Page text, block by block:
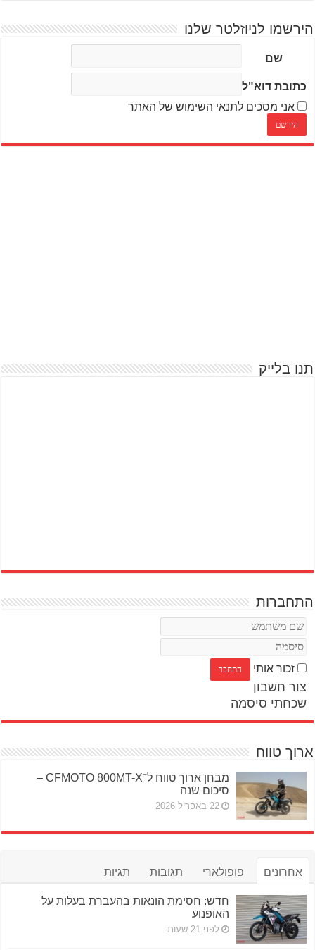
הירשמו לניוזלטר שלנו
שם
כתובת דוא"ל
אני מסכים לתנאי השימוש של האתר
תנו בלייק
התחברות
זכור אותי
צור חשבון
שכחתי סיסמה
ארוך טווח
מבחן ארוך טווח ל־CFMOTO 800MT-X –
סיכום שנה
22 באפריל 2026
אחרונים פופולארי תגובות תגיות
חדש: חסימת הונאות בהעברת בעלות על
האופנוע
לפני 21 שעות